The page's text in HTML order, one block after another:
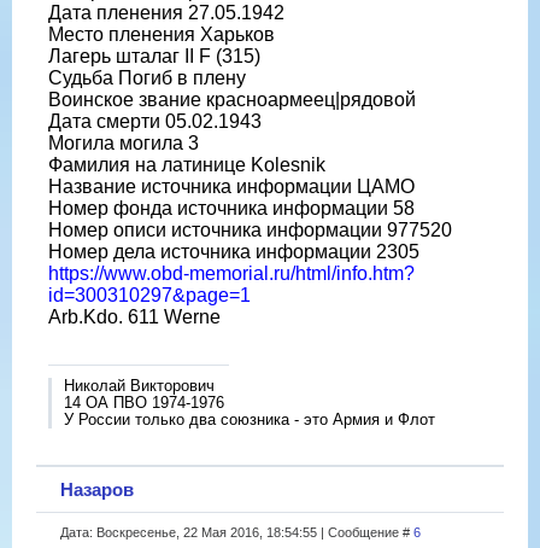
Дата пленения 27.05.1942
Место пленения Харьков
Лагерь шталаг II F (315)
Судьба Погиб в плену
Воинское звание красноармеец|рядовой
Дата смерти 05.02.1943
Могила могила 3
Фамилия на латинице Kolesnik
Название источника информации ЦАМО
Номер фонда источника информации 58
Номер описи источника информации 977520
Номер дела источника информации 2305
https://www.obd-memorial.ru/html/info.htm?
id=300310297&page=1
Arb.Kdo. 611 Werne
Николай Викторович
14 ОА ПВО 1974-1976
У России только два союзника - это Армия и Флот
Назаров
Дата: Воскресенье, 22 Мая 2016, 18:54:55 | Сообщение # 6